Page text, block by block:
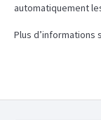
automatiquement
Plus d’informations